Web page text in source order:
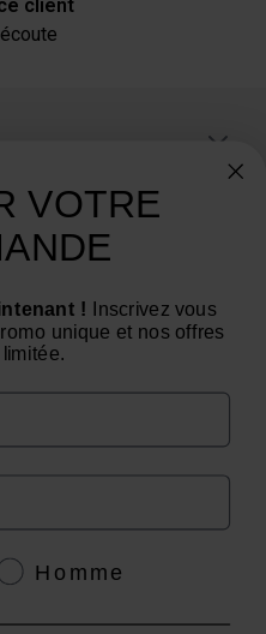
client
VOTRE
! Inscrivez vous
unique et nos offres
Homme